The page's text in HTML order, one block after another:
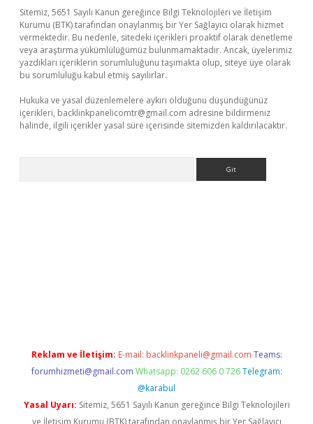
Sitemiz, 5651 Sayılı Kanun gereğince Bilgi Teknolojileri ve İletişim
Kurumu (BTK) tarafından onaylanmış bir Yer Sağlayıcı olarak hizmet
vermektedir. Bu nedenle, sitedeki içerikleri proaktif olarak denetleme
veya araştırma yükümlülüğümüz bulunmamaktadır. Ancak, üyelerimiz
yazdıkları içeriklerin sorumluluğunu taşımakta olup, siteye üye olarak
bu sorumluluğu kabul etmiş sayılırlar.
Hukuka ve yasal düzenlemelere aykırı olduğunu düşündüğünüz
içerikleri, backlinkpanelicomtr@gmail.com adresine bildirmeniz
halinde, ilgili içerikler yasal süre içerisinde sitemizden kaldırılacaktır.
Reklam ve İletişim: E-mail: backlinkpaneli@gmail.com Teams:
forumhizmeti@gmail.com Whatsapp: 0262 606 0 726 Telegram:
@karabul
Yasal Uyarı: Sitemiz, 5651 Sayılı Kanun gereğince Bilgi Teknolojileri
ve İletişim Kurumu (BTK) tarafından onaylanmış bir Yer Sağlayıcı